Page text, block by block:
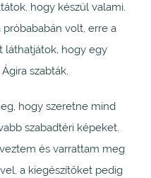
hogy készül valami.
próbababán volt, erre a
láthatjátok, hogy egy
szabták.
hogy szeretne mind
szabadtéri képeket.
és varrattam meg
a kiegészítőket pedig